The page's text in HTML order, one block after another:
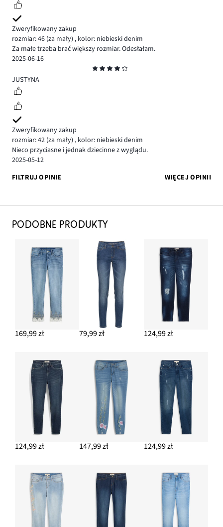
Zweryfikowany zakup
rozmiar: 46 (za mały) , kolor: niebieski denim
Za małe trzeba brać większy rozmiar. Odesłałam.
2025-06-16
4
JUSTYNA
Zweryfikowany zakup
rozmiar: 42 (za mały) , kolor: niebieski denim
Nieco przyciasne i jednak dziecinne z wyglądu.
2025-05-12
FILTRUJ OPINIE
WIĘCEJ OPINII
PODOBNE PRODUKTY
169,99 zł 79,99 zł 124,99 zł
124,99 zł 147,99 zł 124,99 zł